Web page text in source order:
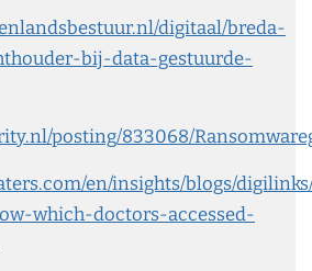
digitaal/breda-
bij-data-gestuurde-
posting/833068/
en/insights/blogs/
which-doctors-accessed-